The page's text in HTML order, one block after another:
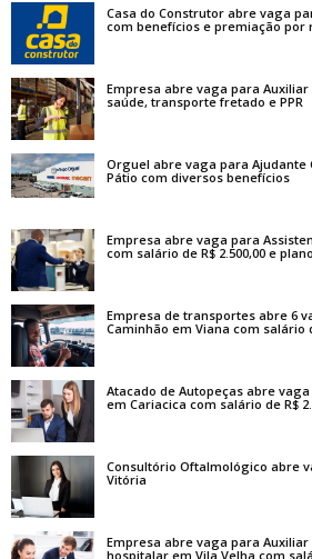
Casa do Construtor abre vaga
com benefícios e premiação por
Empresa abre vaga para
saúde, transporte fretado e PPR
Orguel abre vaga para Ajudante
Pátio com diversos benefícios
Empresa abre vaga para
com salário de R$ 2.500,00 e
Empresa de transportes abre 6
Caminhão em Viana com salário
Atacado de Autopeças abre
em Cariacica com salário de R$
Consultório Oftalmológico abre
Vitória
Empresa abre vaga para
hospitalar em Vila Velha com